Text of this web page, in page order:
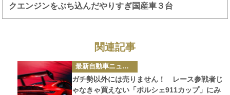
クエンジンをぶち込んだやりすぎ国産車３台
関連記事
カ
テ
ゴ
リ
ー
最新自動車ニュース
ガチ勢以外には売りません！ レース参戦者じ
ゃなきゃ買えない「ポルシェ911カップ」にみ